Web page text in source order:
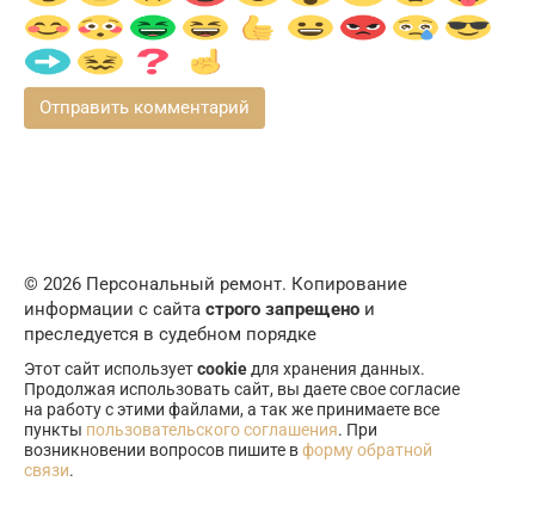
© 2026 Персональный ремонт. Копирование
информации с сайта строго запрещено и
преследуется в судебном порядке
Этот сайт используетcookie для хранения данных.
Продолжая использовать сайт, вы даете свое согласие
на работу с этими файлами, а так же принимаете все
пункты пользовательского соглашения. При
возникновении вопросов пишите вформу обратной
связи.